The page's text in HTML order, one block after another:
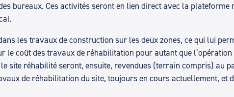
bureaux. Ces activités seront en lien direct avec la
les travaux de construction sur les deux zones, ce qui lui
le coût des travaux de réhabilitation pour autant que
site réhabilité seront, ensuite, revendues (terrain compris) au
de réhabilitation du site, toujours en cours actuellement, et